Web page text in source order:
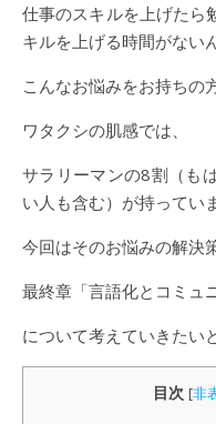
仕事のスキルを上げたら
キルを上げる時間がない
こんなお悩みをお持ちの
ワタクシの肌感では、
サラリーマンの8割（も
い人も含む）が持ってい
今回はそのお悩みの解決
最終章「言語化とコミュ
について考えていきたい
目次 [非